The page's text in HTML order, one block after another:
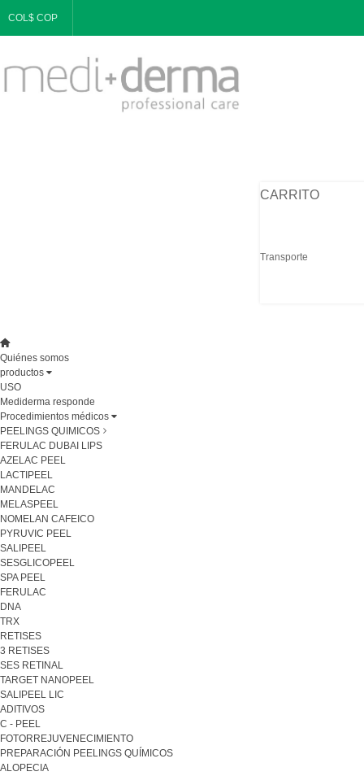
COL$ COP
CARRITO
Transporte
Quiénes somos
productos
USO
Mediderma responde
Procedimientos médicos
PEELINGS QUIMICOS
FERULAC DUBAI LIPS
AZELAC PEEL
LACTIPEEL
MANDELAC
MELASPEEL
NOMELAN CAFEICO
PYRUVIC PEEL
SALIPEEL
SESGLICOPEEL
SPA PEEL
FERULAC
DNA
TRX
RETISES
3 RETISES
SES RETINAL
TARGET NANOPEEL
SALIPEEL LIC
ADITIVOS
C - PEEL
FOTORREJUVENECIMIENTO
PREPARACIÓN PEELINGS QUÍMICOS
ALOPECIA